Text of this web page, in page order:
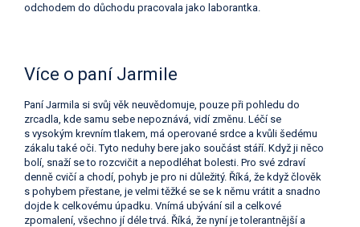
odchodem do důchodu pracovala jako laborantka.
Více o paní Jarmile
Paní Jarmila si svůj věk neuvědomuje, pouze při pohledu do
zrcadla, kde samu sebe nepoznává, vidí změnu. Léčí se
s vysokým krevním tlakem, má operované srdce a kvůli šedému
zákalu také oči. Tyto neduhy bere jako součást stáří. Když ji něco
bolí, snaží se to rozcvičit a nepodléhat bolesti. Pro své zdraví
denně cvičí a chodí, pohyb je pro ni důležitý. Říká, že když člověk
s pohybem přestane, je velmi těžké se se k němu vrátit a snadno
dojde k celkovému úpadku. Vnímá ubývání sil a celkové
zpomalení, všechno jí déle trvá. Říká, že nyní je tolerantnější a